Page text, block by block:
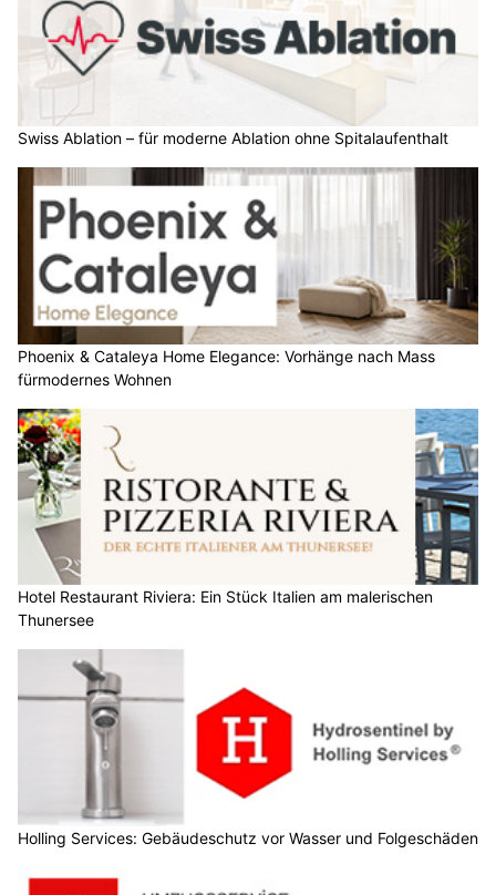
Swiss Ablation – für moderne Ablation ohne Spitalaufenthalt
Phoenix & Cataleya Home Elegance: Vorhänge nach Mass
fürmodernes Wohnen
Hotel Restaurant Riviera: Ein Stück Italien am malerischen
Thunersee
Holling Services: Gebäudeschutz vor Wasser und Folgeschäden